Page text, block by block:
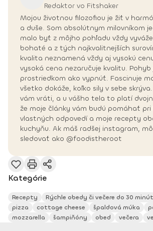
Redaktor vo Fitshaker
Mojou životnou filozofiou je žiť v
a duše. Som absolútnym milovníkom
malo byť z môjho pohľadu vždy
bohaté a z tých najkvalitnejších
kvalita neznamená vždy aj vysokú
vysoká cena nezaručuje kvalitu. Pohyb
prostriedkom ako vypnúť. Fascinuje
všetko dokáže, koľko sily v sebe
vám vráti, a u vášho tela to platí
že moje články vám budú pomáhať
vlastných odpovedí a moje recepty
kuchyňu. Ak máš radšej instagram,
sledovať ako @foodistheroot
Kategórie
Recepty Rýchle obedy či večere do 30 minút
pizza
cottage cheese špaldová múka
mozzarella
šampiňóny obed večera